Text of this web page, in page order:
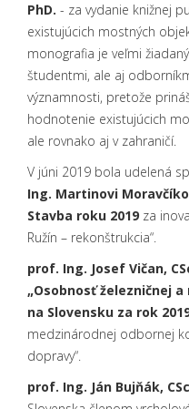
PhD. - za vydanie knižnej
existujúcich mostných
monografia je veľmi
študentmi, ale aj
významnosti, pretože
hodnotenie existujúcich
ale rovnako aj v zahraničí.
V júni 2019 bola udelená
Ing. Martinovi
Stavba roku 2019 za
Ružín – rekonštrukcia“.
prof. Ing. Josef Vičan,
„Osobnosť železničnej
na Slovensku za rok
medzinárodnej odbornej
dopravy“.
prof. Ing. Ján Bujňák,